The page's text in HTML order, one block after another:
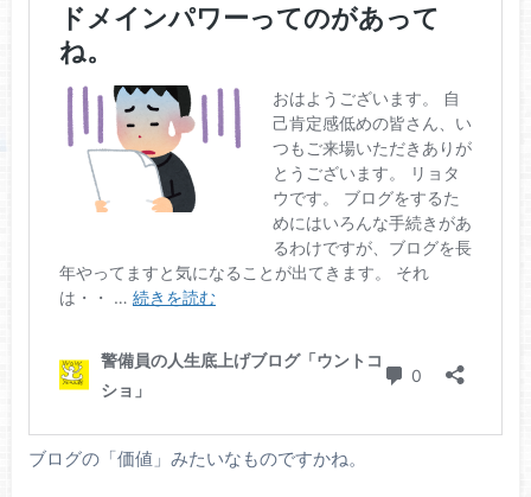
ブログの「価値」みたいなものですかね。